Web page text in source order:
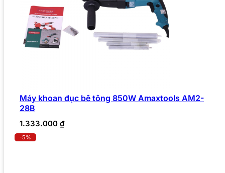
Máy khoan đục bê tông 850W Amaxtools AM2-
28B
1.333.000 ₫
-5%